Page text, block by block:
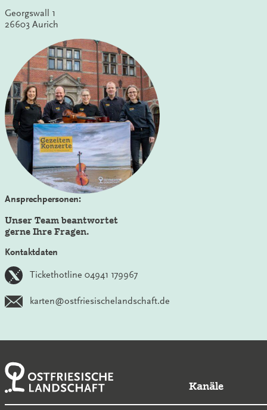
Georgswall 1
26603 Aurich
Ansprechpersonen:
Unser Team beantwortet
gerne Ihre Fragen.
Kontaktdaten
Tickethotline 04941 179967
karten@ostfriesischelandschaft.de
Kanäle